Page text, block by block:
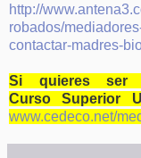
http://
robados/
contactar-madres-
Si quieres ser
Curso Superior
www.cedeco.net/